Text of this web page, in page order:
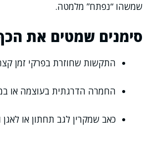
שמשהו “נפתח” מלמטה.
סימנים שמטים את
התקשות שחוזרת בפרקי זמן
החמרה הדרגתית בעוצמה או
כאב שמקרין לגב תחתון או